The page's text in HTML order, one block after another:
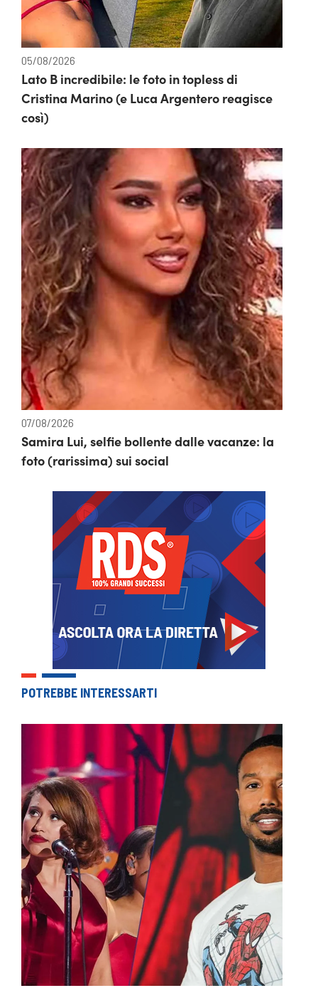
05/08/2026
Lato B incredibile: le foto in topless di
Cristina Marino (e Luca Argentero reagisce
così)
07/08/2026
Samira Lui, selfie bollente dalle vacanze: la
foto (rarissima) sui social
POTREBBE INTERESSARTI